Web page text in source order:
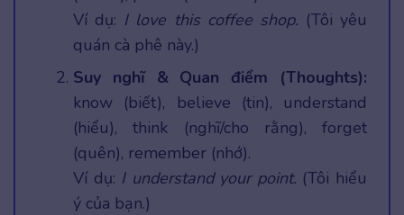
Ví dụ: I love this coffee shop. (Tôi yêu
quán cà phê này.)
Suy nghĩ & Quan điểm (Thoughts):
know (biết), believe (tin), understand
(hiểu), think (nghĩ/cho rằng), forget
(quên), remember (nhớ).
Ví dụ: I understand your point. (Tôi hiểu
ý của bạn.)